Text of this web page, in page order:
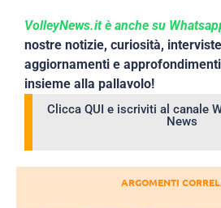
VolleyNews.it è anche su
nostre notizie, curiosità,
aggiornamenti e
insieme alla pallavolo!
Clicca QUI e iscriviti al canale
News
ARGOMENTI